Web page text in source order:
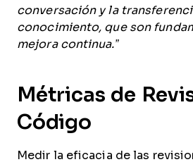
conversación y la
conocimiento, que son
mejora continua.”
Métricas de
Código
Medir la eficacia de las